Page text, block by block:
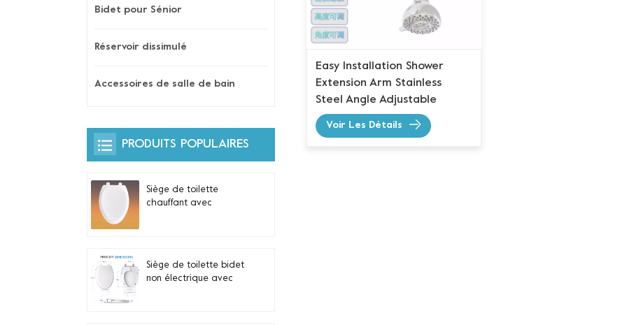
Easy Installation Shower
Extension Arm Stainless
Steel Angle Adjustable
Voir Les Détails
Bidet pour Sénior
Réservoir dissimulé
Accessoires de salle de bain
PRODUITS POPULAIRES
Siège de toilette
chauffant avec
V
Siège de toilette bidet
non électrique avec